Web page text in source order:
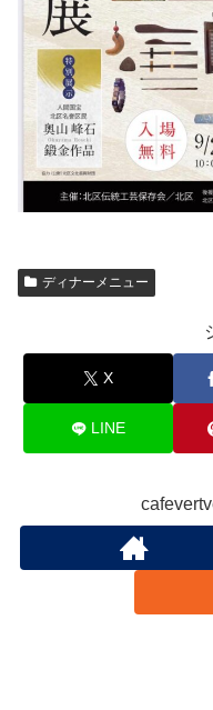
ディナーメニュー
X
LINE